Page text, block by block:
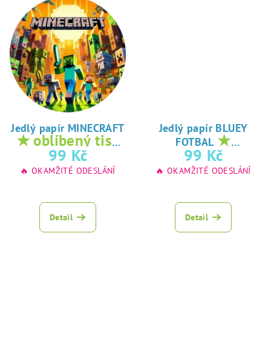
Jedlý papír MINECRAFT
★ oblíbený tisk
na jedlý papír
99 Kč
🔥 OKAMŽITÉ ODESLÁNÍ
Detail
Jedlý papír BLUEY
FOTBAL ★
oblíbený tisk na
jedlý papír
99 Kč
🔥 OKAMŽITÉ ODESLÁNÍ
Detail